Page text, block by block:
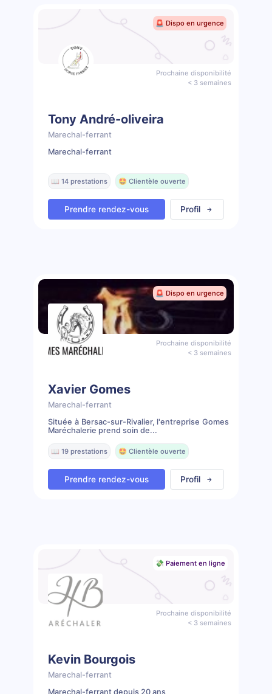
🚨 Dispo en urgence
Prochaine disponibilité
< 3 semaines
Tony André-oliveira
Marechal-ferrant
Marechal-ferrant
📖 14 prestations 🤩 Clientèle ouverte
Prendre rendez-vous Profil
🚨 Dispo en urgence
Prochaine disponibilité
< 3 semaines
Xavier Gomes
Marechal-ferrant
Située à Bersac-sur-Rivalier, l'entreprise Gomes
Maréchalerie prend soin de...
📖 19 prestations 🤩 Clientèle ouverte
Prendre rendez-vous Profil
💸 Paiement en ligne
Prochaine disponibilité
< 3 semaines
Kevin Bourgois
Marechal-ferrant
Marechal-ferrant depuis 20 ans